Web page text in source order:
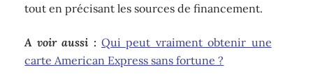
tout en précisant les sources de financement.
A voir aussi : Qui peut vraiment obtenir une
carte American Express sans fortune ?